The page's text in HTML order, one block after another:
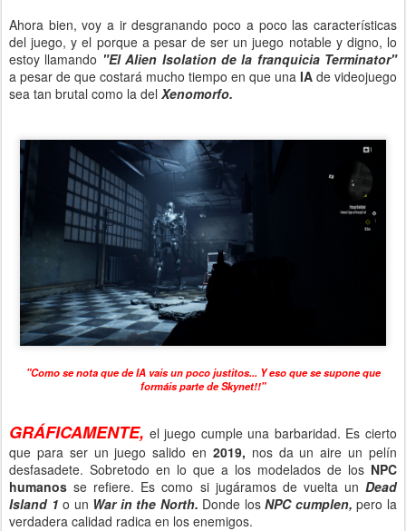
Ahora bien, voy a ir desgranando poco a poco las características
del juego, y el porque a pesar de ser un juego notable y digno, lo
estoy llamando "El Alien Isolation de la franquicia Terminator"
a pesar de que costará mucho tiempo en que una IA de videojuego
sea tan brutal como la del Xenomorfo.
"Como se nota que de IA vais un poco justitos... Y eso que se supone que
formáis parte de Skynet!!"
GRÁFICAMENTE, el juego cumple una barbaridad. Es cierto
que para ser un juego salido en 2019, nos da un aire un pelín
desfasadete. Sobretodo en lo que a los modelados de los NPC
humanos se refiere. Es como si jugáramos de vuelta un Dead
Island 1o un War in the North. Donde losNPC cumplen, pero la
verdadera calidad radica en los enemigos.